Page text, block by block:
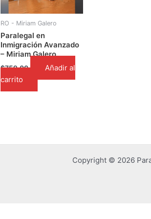
RO - Miriam Galero
Paralegal en
Inmigración Avanzado
– Miriam Galero
$759.00
Añadir al
carrito
Copyright © 2026